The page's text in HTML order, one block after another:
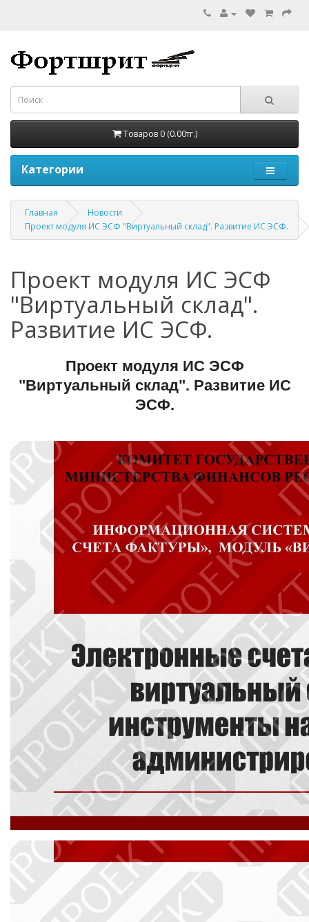
Товаров 0 (0.00тг.)
Категории
Главная
Новости
Проект модуля ИС ЭСФ "Виртуальный склад". Развитие ИС ЭСФ.
Проект модуля ИС ЭСФ
"Виртуальный склад".
Развитие ИС ЭСФ.
Проект модуля ИС ЭСФ
"Виртуальный склад". Развитие ИС
ЭСФ.